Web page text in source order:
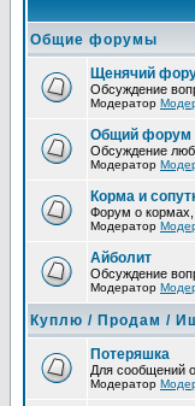
Общие форумы
Щенячий
Обсуждение
Модератор
Общий форум
Обсуждение
Модератор
Корма и
Форум о кормах,
Модератор
Айболит
Обсуждение
Модератор
Куплю / Продам /
Потеряшка
Для сообщений
Модератор